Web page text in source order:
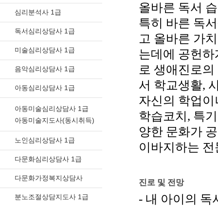
심리분석사 1급
독서심리상담사 1급
미술심리상담사 1급
음악심리상담사 1급
아동심리상담사 1급
아동미술심리상담사 1급
아동미술지도사(동시취득)
노인심리상담사 1급
다문화심리상담사 1급
다문화가정복지상담사
분노조절상담지도사 1급
올바른 독서
특히 바른 독
고 올바른 가
는데에 공헌
로 생애진로
서 학교생활,
자신의 학업
학습코치, 특
양한 문화가
이바지하는
진로 및 전망
- 내 아이의 독